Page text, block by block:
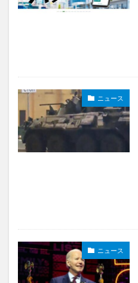
ニュース
ニュース